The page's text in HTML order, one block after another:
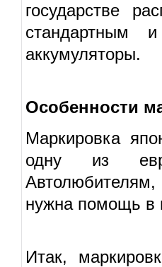
государстве
стандартным
аккумуляторы.
Особенности
Маркировка
одну из
нужна помощь в
Итак,